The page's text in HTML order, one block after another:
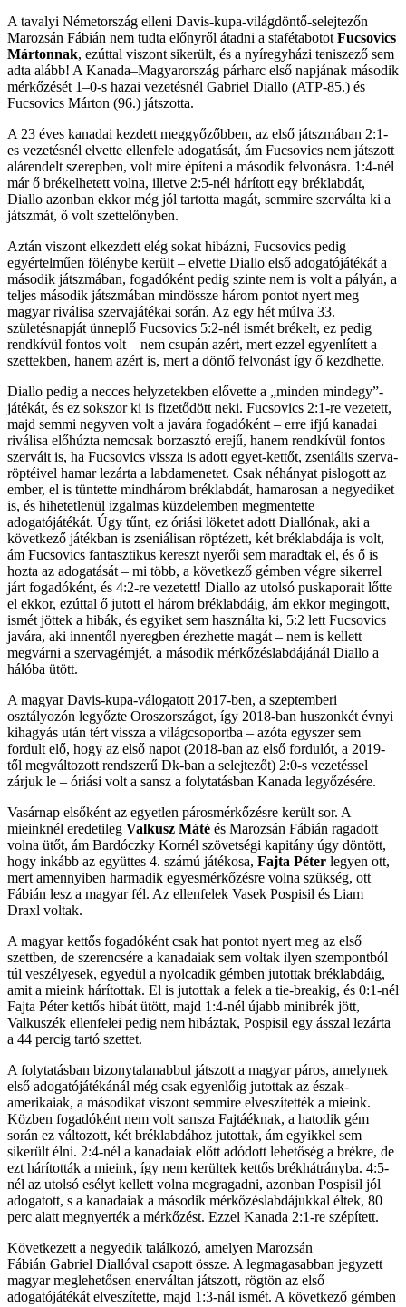
A tavalyi Németország elleni Davis-kupa-világdöntő-selejtezőn
Marozsán Fábián nem tudta előnyről átadni a stafétabototFucsovics
Mártonnak, ezúttal viszont sikerült, és a nyíregyházi teniszező sem
adta alább! A Kanada–Magyarország párharc első napjának második
mérkőzését 1–0-s hazai vezetésnél Gabriel Diallo (ATP-85.) és
Fucsovics Márton (96.) játszotta.
A 23 éves kanadai kezdett meggyőzőbben, az első játszmában 2:1-
es vezetésnél elvette ellenfele adogatását, ám Fucsovics nem játszott
alárendelt szerepben, volt mire építeni a második felvonásra. 1:4-nél
már ő brékelhetett volna, illetve 2:5-nél hárított egy bréklabdát,
Diallo azonban ekkor még jól tartotta magát, semmire szerválta ki a
játszmát, ő volt szettelőnyben.
Aztán viszont elkezdett elég sokat hibázni, Fucsovics pedig
egyértelműen fölénybe került – elvette Diallo első adogatójátékát a
második játszmában, fogadóként pedig szinte nem is volt a pályán, a
teljes második játszmában mindössze három pontot nyert meg
magyar riválisa szervajátékai során. Az egy hét múlva 33.
születésnapját ünneplő Fucsovics 5:2-nél ismét brékelt, ez pedig
rendkívül fontos volt – nem csupán azért, mert ezzel egyenlített a
szettekben, hanem azért is, mert a döntő felvonást így ő kezdhette.
Diallo pedig a necces helyzetekben elővette a „minden mindegy”-
játékát, és ez sokszor ki is fizetődött neki. Fucsovics 2:1-re vezetett,
majd semmi negyven volt a javára fogadóként – erre ifjú kanadai
riválisa előhúzta nemcsak borzasztó erejű, hanem rendkívül fontos
szerváit is, ha Fucsovics vissza is adott egyet-kettőt, zseniális szerva-
röptéivel hamar lezárta a labdamenetet. Csak néhányat pislogott az
ember, el is tüntette mindhárom bréklabdát, hamarosan a negyediket
is, és hihetetlenül izgalmas küzdelemben megmentette
adogatójátékát. Úgy tűnt, ez óriási löketet adott Diallónak, aki a
következő játékban is zseniálisan röptézett, két bréklabdája is volt,
ám Fucsovics fantasztikus kereszt nyerői sem maradtak el, és ő is
hozta az adogatását – mi több, a következő gémben végre sikerrel
járt fogadóként, és 4:2-re vezetett! Diallo az utolsó puskaporait lőtte
el ekkor, ezúttal ő jutott el három bréklabdáig, ám ekkor megingott,
ismét jöttek a hibák, és egyiket sem használta ki, 5:2 lett Fucsovics
javára, aki innentől nyeregben érezhette magát – nem is kellett
megvárni a szervagémjét, a második mérkőzéslabdájánál Diallo a
hálóba ütött.
A magyar Davis-kupa-válogatott 2017-ben, a szeptemberi
osztályozón legyőzte Oroszországot, így 2018-ban huszonkét évnyi
kihagyás után tért vissza a világcsoportba – azóta egyszer sem
fordult elő, hogy az első napot (2018-ban az első fordulót, a 2019-
től megváltozott rendszerű Dk-ban a selejtezőt) 2:0-s vezetéssel
zárjuk le – óriási volt a sansz a folytatásban Kanada legyőzésére.
Vasárnap elsőként az egyetlen párosmérkőzésre került sor. A
mieinknél eredetileg Valkusz Máté és Marozsán Fábián ragadott
volna ütőt, ám Bardóczky Kornél szövetségi kapitány úgy döntött,
hogy inkább az együttes 4. számú játékosa, Fajta Péter legyen ott,
mert amennyiben harmadik egyesmérkőzésre volna szükség, ott
Fábián lesz a magyar fél. Az ellenfelek Vasek Pospisil és Liam
Draxl voltak.
A magyar kettős fogadóként csak hat pontot nyert meg az első
szettben, de szerencsére a kanadaiak sem voltak ilyen szempontból
túl veszélyesek, egyedül a nyolcadik gémben jutottak bréklabdáig,
amit a mieink hárítottak. El is jutottak a felek a tie-breakig, és 0:1-nél
Fajta Péter kettős hibát ütött, majd 1:4-nél újabb minibrék jött,
Valkuszék ellenfelei pedig nem hibáztak, Pospisil egy ásszal lezárta
a 44 percig tartó szettet.
A folytatásban bizonytalanabbul játszott a magyar páros, amelynek
első adogatójátékánál még csak egyenlőig jutottak az észak-
amerikaiak, a másodikat viszont semmire elveszítették a mieink.
Közben fogadóként nem volt sansza Fajtáéknak, a hatodik gém
során ez változott, két bréklabdához jutottak, ám egyikkel sem
sikerült élni. 2:4-nél a kanadaiak előtt adódott lehetőség a brékre, de
ezt hárították a mieink, így nem kerültek kettős brékhátrányba. 4:5-
nél az utolsó esélyt kellett volna megragadni, azonban Pospisil jól
adogatott, s a kanadaiak a második mérkőzéslabdájukkal éltek, 80
perc alatt megnyerték a mérkőzést. Ezzel Kanada 2:1-re szépített.
Következett a negyedik találkozó, amelyen Marozsán
Fábián Gabriel Diallóval csapott össze. A legmagasabban jegyzett
magyar meglehetősen enerváltan játszott, rögtön az első
adogatójátékát elveszítette, majd 1:3-nál ismét. A következő gémben